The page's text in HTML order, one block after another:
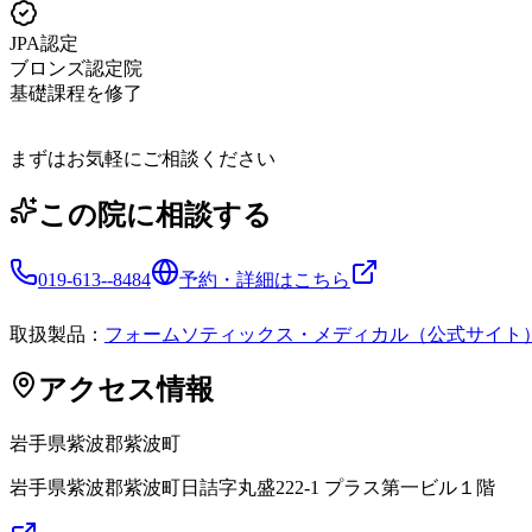
JPA認定
ブロンズ認定院
基礎課程を修了
まずはお気軽にご相談ください
この院に相談する
019-613--8484 予約・詳細はこちら
取扱製品： フォームソティックス・メディカル（公式サイト
アクセス情報
岩手県紫波郡紫波町
岩手県紫波郡紫波町日詰字丸盛222-1 プラス第一ビル１階